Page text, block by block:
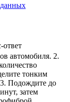
ответ
автомобиля. 2.
тонким
Подождите до
затем